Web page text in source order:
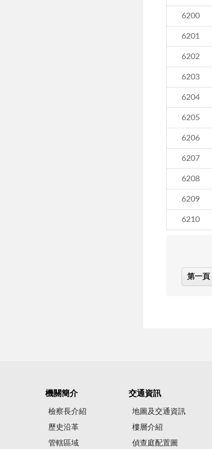
6200
6201
6202
6203
6204
6205
6206
6207
6208
6209
6210
第一頁
機關簡介
檢察長介紹
歷史沿革
管轄區域
交通資訊
地圖及交通資訊
樓層介紹
偵查庭配置圖